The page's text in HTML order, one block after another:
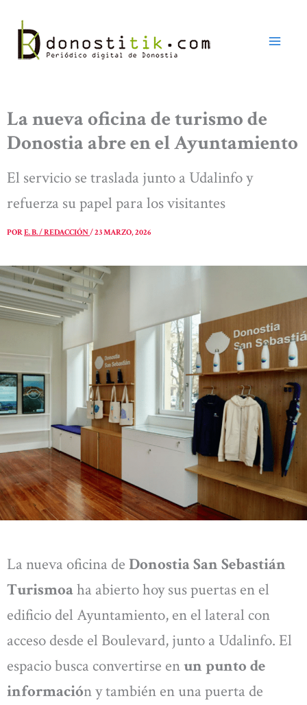
contenido
La nueva oficina de turismo de
Donostia abre en el Ayuntamiento
El servicio se traslada junto a Udalinfo y
refuerza su papel para los visitantes
PORE. B. / REDACCIÓN/23 MARZO, 2026
La nueva oficina de Donostia San Sebastián
Turismoaha abierto hoy sus puertas en el
edificio del Ayuntamiento, en el lateral con
acceso desde el Boulevard, junto a Udalinfo. El
espacio busca convertirse enun punto de
información y también en una puerta de